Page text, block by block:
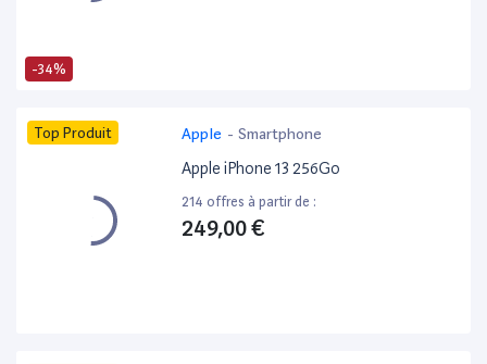
-34%
Top Produit Apple - Smartphone
Apple iPhone 13 256Go
214 offres à partir de :
249,00 €